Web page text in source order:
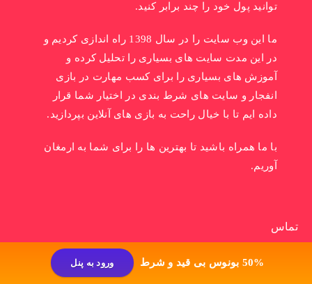
توانید پول خود را چند برابر کنید.
ما این وب سایت را در سال 1398 راه اندازی کردیم و
در این مدت سایت های بسیاری را تحلیل کرده و
آموزش های بسیاری را برای کسب مهارت در بازی
انفجار و سایت های شرط بندی در اختیار شما قرار
داده ایم تا با خیال راحت به بازی های آنلاین بپردازید.
با ما همراه باشید تا بهترین ها را برای شما به ارمغان
آوریم.
تماس
درباره ما50% بونوس بی قید و شرط ورود به پنل